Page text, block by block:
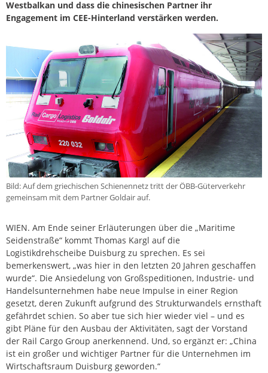
Westbalkan und dass die chinesischen Partner ihr
Engagement im CEE-Hinterland verstärken werden.
Bild: Auf dem griechischen Schienennetz tritt der ÖBB-Güterverkehr
gemeinsam mit dem Partner Goldair auf.
WIEN. Am Ende seiner Erläuterungen über die „Maritime
Seidenstraße“ kommt Thomas Kargl auf die
Logistikdrehscheibe Duisburg zu sprechen. Es sei
bemerkenswert, „was hier in den letzten 20 Jahren geschaffen
wurde“. Die Ansiedelung von Großspeditionen, Industrie- und
Handelsunternehmen habe neue Impulse in einer Region
gesetzt, deren Zukunft aufgrund des Strukturwandels ernsthaft
gefährdet schien. So aber tue sich hier wieder viel – und es
gibt Pläne für den Ausbau der Aktivitäten, sagt der Vorstand
der Rail Cargo Group anerkennend. Und, so ergänzt er: „China
ist ein großer und wichtiger Partner für die Unternehmen im
Wirtschaftsraum Duisburg geworden.“